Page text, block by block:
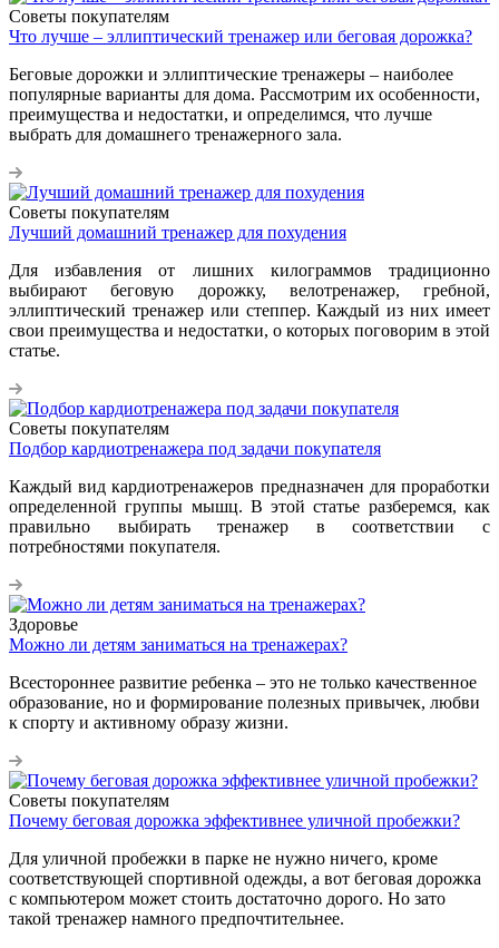
Советы покупателям
Что лучше – эллиптический тренажер или беговая дорожка?
Беговые дорожки и эллиптические тренажеры – наиболее
популярные варианты для дома. Рассмотрим их особенности,
преимущества и недостатки, и определимся, что лучше
выбрать для домашнего тренажерного зала.
Советы покупателям
Лучший домашний тренажер для похудения
Для избавления от лишних килограммов традиционно
выбирают беговую дорожку, велотренажер, гребной,
эллиптический тренажер или степпер. Каждый из них имеет
свои преимущества и недостатки, о которых поговорим в этой
статье.
Советы покупателям
Подбор кардиотренажера под задачи покупателя
Каждый вид кардиотренажеров предназначен для проработки
определенной группы мышц. В этой статье разберемся, как
правильно выбирать тренажер в соответствии с
потребностями покупателя.
Здоровье
Можно ли детям заниматься на тренажерах?
Всестороннее развитие ребенка – это не только качественное
образование, но и формирование полезных привычек, любви
к спорту и активному образу жизни.
Советы покупателям
Почему беговая дорожка эффективнее уличной пробежки?
Для уличной пробежки в парке не нужно ничего, кроме
соответствующей спортивной одежды, а вот беговая дорожка
с компьютером может стоить достаточно дорого. Но зато
такой тренажер намного предпочтительнее.